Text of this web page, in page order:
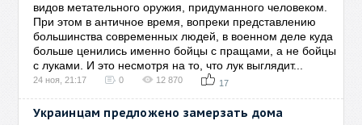
видов метательного оружия, придуманного человеком.
При этом в античное время, вопреки представлению
большинства современных людей, в военном деле куда
больше ценились именно бойцы с пращами, а не бойцы
с луками. И это несмотря на то, что лук выглядит...
24 ноя, 21:17 0 12 870 17
Украинцам предложено замерзать дома